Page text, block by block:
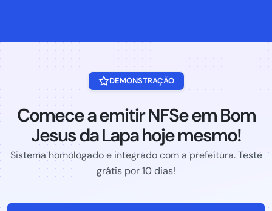
DEMONSTRAÇÃO
Comece a emitir NFSe em Bom
Jesus da Lapa hoje mesmo!
Sistema homologado e integrado com a prefeitura. Teste
grátis por 10 dias!